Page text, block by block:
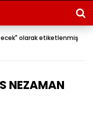
olarak etiketlenmiş
NEZAMAN